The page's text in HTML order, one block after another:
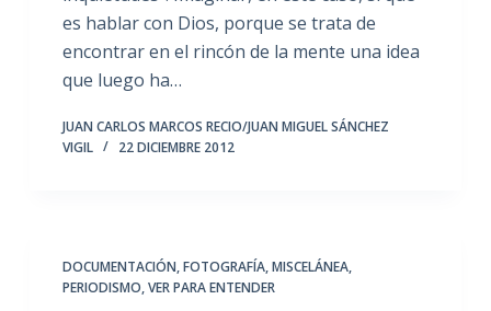
es hablar con Dios, porque se trata de
encontrar en el rincón de la mente una idea
que luego ha…
JUAN CARLOS MARCOS RECIO/JUAN MIGUEL SÁNCHEZ
VIGIL
22 DICIEMBRE 2012
DOCUMENTACIÓN,FOTOGRAFÍA,MISCELÁNEA,
PERIODISMO,VER PARA ENTENDER